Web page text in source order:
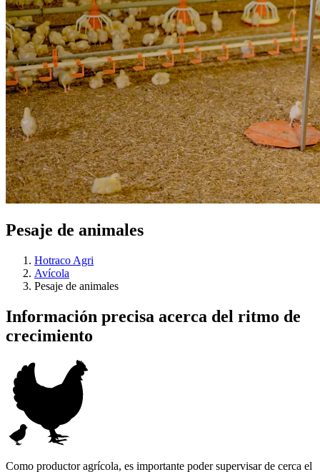
Pesaje de animales
Hotraco Agri
Avícola
Pesaje de animales
Información precisa acerca del ritmo de
crecimiento
Como productor agrícola, es importante poder supervisar de cerca el